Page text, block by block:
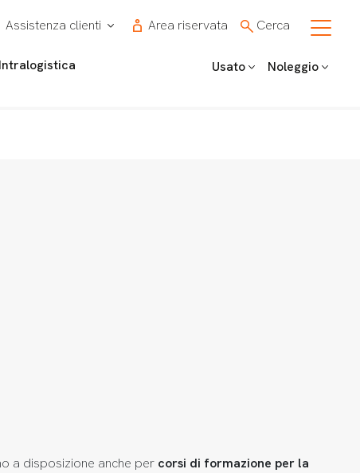
Intralogistica
Assistenza clienti Area riservata Cerca
Usato Noleggio
a disposizione anche per corsi di formazione per la